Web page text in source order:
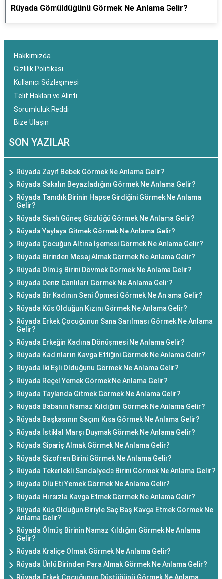
Rüyada Gömüldüğünü Görmek Ne Anlama Gelir?
Hakkımızda
Gizlilik Politikası
Kullanıcı Sözleşmesi
Telif Hakları ve Alıntı
Sorumluluk Reddi
Bize Ulaşın
SON YAZILAR
Rüyada Zayıf Bebek Görmek Ne Anlama Gelir?
Rüyada Sakalın Beyazladığını Görmek Ne Anlama Gelir?
Rüyada Tanıdık Birinin Hapse Girdiğini Görmek Ne Anlama
Gelir?
Rüyada Siyah Güneş Gözlüğü Görmek Ne Anlama Gelir?
Rüyada Yaylaya Gitmek Görmek Ne Anlama Gelir?
Rüyada Çocuğun Altına İşemesi Görmek Ne Anlama Gelir?
Rüyada Birinden Mesaj Almak Görmek Ne Anlama Gelir?
Rüyada Ölmüş Birini Dövmek Görmek Ne Anlama Gelir?
Rüyada Deniz Canlıları Görmek Ne Anlama Gelir?
Rüyada Bir Kadının Seni Öpmesi Görmek Ne Anlama Gelir?
Rüyada Küs Olduğun Kızını Görmek Ne Anlama Gelir?
Rüyada Erkek Çocuğunun Sana Sarılması Görmek Ne Anlama
Gelir?
Rüyada Erkeğin Kadına Dönüşmesi Ne Anlama Gelir?
Rüyada Kadınların Kavga Ettiğini Görmek Ne Anlama Gelir?
Rüyada İki Eşli Olduğunu Görmek Ne Anlama Gelir?
Rüyada Reçel Yemek Görmek Ne Anlama Gelir?
Rüyada Taylanda Gitmek Görmek Ne Anlama Gelir?
Rüyada Babanın Namaz Kıldığını Görmek Ne Anlama Gelir?
Rüyada Başkasının Saçını Kısa Görmek Ne Anlama Gelir?
Rüyada İstiklal Marşı Duymak Görmek Ne Anlama Gelir?
Rüyada Sipariş Almak Görmek Ne Anlama Gelir?
Rüyada Şizofren Birini Görmek Ne Anlama Gelir?
Rüyada Tekerlekli Sandalyede Birini Görmek Ne Anlama Gelir?
Rüyada Ölü Eti Yemek Görmek Ne Anlama Gelir?
Rüyada Hırsızla Kavga Etmek Görmek Ne Anlama Gelir?
Rüyada Küs Olduğun Biriyle Saç Baş Kavga Etmek Görmek Ne
Anlama Gelir?
Rüyada Ölmüş Birinin Namaz Kıldığını Görmek Ne Anlama
Gelir?
Rüyada Kraliçe Olmak Görmek Ne Anlama Gelir?
Rüyada Ünlü Birinden Para Almak Görmek Ne Anlama Gelir?
Rüyada Erkek Çocuğunun Düştüğünü Görmek Ne Anlama